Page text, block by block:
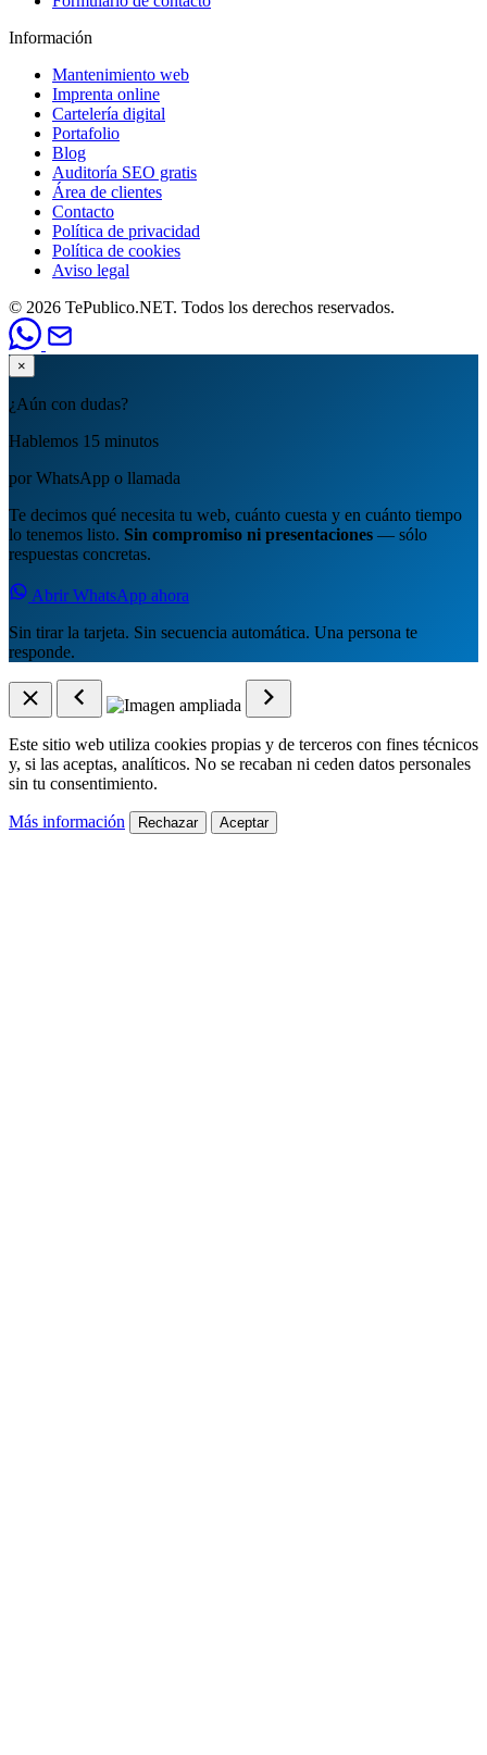
Información
Mantenimiento web
Imprenta online
Cartelería digital
Portafolio
Blog
Auditoría SEO gratis
Área de clientes
Contacto
Política de privacidad
Política de cookies
Aviso legal
© 2026 TePublico.NET. Todos los derechos reservados.
×
¿Aún con dudas?
Hablemos 15 minutos
por WhatsApp o llamada
Te decimos qué necesita tu web, cuánto cuesta y en cuánto tiempo
lo tenemos listo. Sin compromiso ni presentaciones — sólo
respuestas concretas.
Abrir WhatsApp ahora
Sin tirar la tarjeta. Sin secuencia automática. Una persona te
responde.
Este sitio web utiliza cookies propias y de terceros con fines técnicos
y, si las aceptas, analíticos. No se recaban ni ceden datos personales
sin tu consentimiento.
Más información Rechazar Aceptar